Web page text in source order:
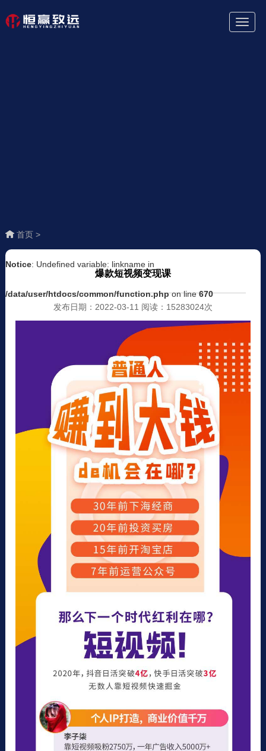
首页 >
Notice: Undefined variable: linkname in
/data/user/htdocs/common/function.phpon line670
爆款短视频变现课
发布日期：2022-03-11 阅读：15283024次